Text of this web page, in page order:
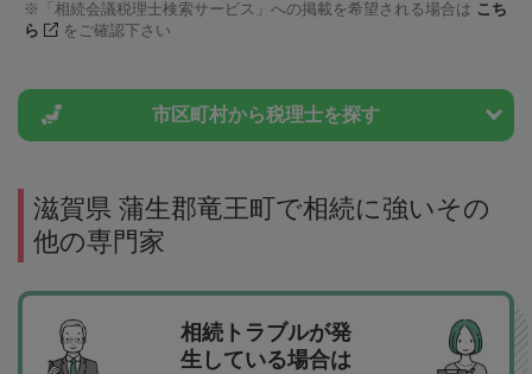
「相続会議税理士検索サービス」への掲載を希望される場合は こち
ら
をご確認下さい
市区町村から税理士を探す
滋賀県 蒲生郡竜王町で相続に強いその
他の専門家
相続トラブルが発
生している場合は